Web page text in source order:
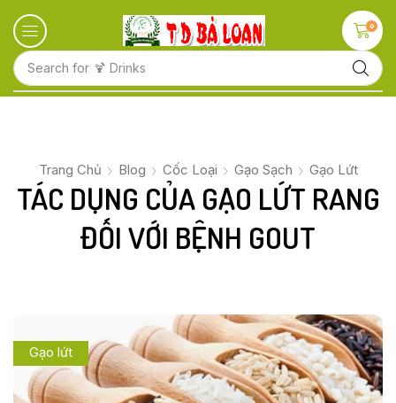
Search for 🍋 Fruits
0
Trang Chủ Blog Cốc Loại Gạo Sạch Gạo Lứt
TÁC DỤNG CỦA GẠO LỨT RANG
ĐỐI VỚI BỆNH GOUT
Gạo lứt